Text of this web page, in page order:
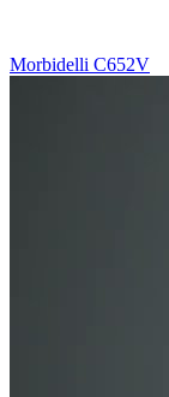
Morbidelli C652V